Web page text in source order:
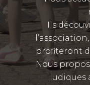
Ils
profiteront
Nous
ludiques